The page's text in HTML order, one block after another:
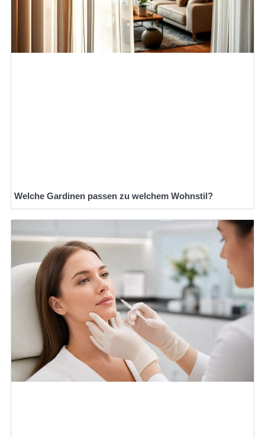
Welche Gardinen passen zu welchem Wohnstil?